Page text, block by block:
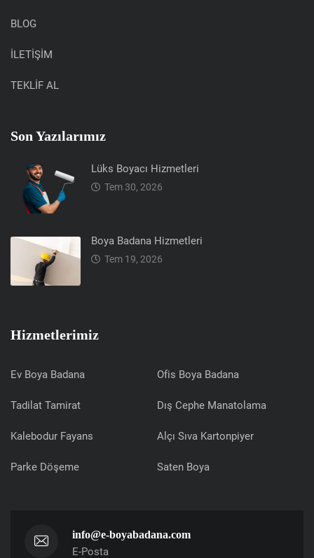
BLOG
İLETİŞİM
TEKLİF AL
Son Yazılarımız
Lüks Boyacı Hizmetleri
Tem 30, 2026
Boya Badana Hizmetleri
Tem 19, 2026
Hizmetlerimiz
Ev Boya Badana Ofis Boya Badana
Tadilat Tamirat Dış Cephe Manatolama
Kalebodur Fayans Alçı Sıva Kartonpiyer
Parke Döşeme Saten Boya
info@e-boyabadana.com
E-Posta